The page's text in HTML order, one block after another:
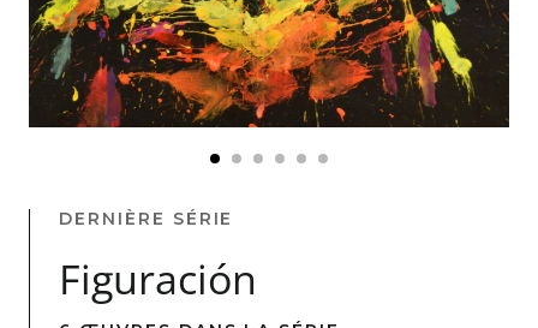
DERNIÈRE SÉRIE
Figuración